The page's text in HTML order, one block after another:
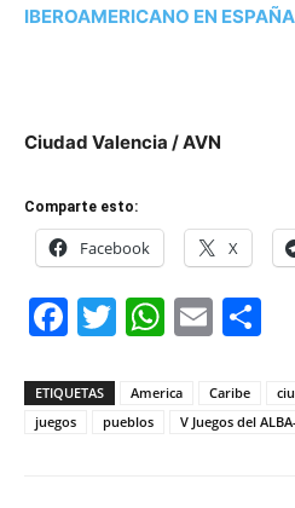
IBEROAMERICANO EN ESPAÑA
Ciudad Valencia / AVN
Comparte esto:
Facebook X
Facebook
TwitterEmail
ETIQUETAS America Caribe
juegos
pueblos V Juegos del